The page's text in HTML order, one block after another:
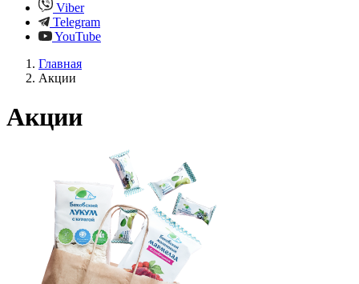
Viber
Telegram
YouTube
Главная
Акции
Акции